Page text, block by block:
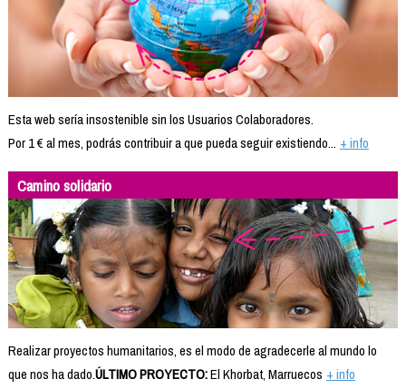
Esta web sería insostenible sin los Usuarios Colaboradores.
Por 1 € al mes, podrás contribuir a que pueda seguir existiendo... + info
Camino solidario
Realizar proyectos humanitarios, es el modo de agradecerle al mundo lo
que nos ha dado.ÚLTIMO PROYECTO:El Khorbat, Marruecos + info